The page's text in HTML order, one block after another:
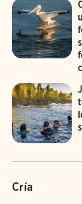
Cría